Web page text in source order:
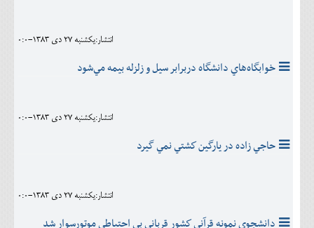
انتشار:يکشنبه 27 دی 1383-0:0
خوابگاه‌هاي دانشگاه دربرابر سيل و زلزله بيمه مي‌شود
انتشار:يکشنبه 27 دی 1383-0:0
حاجي زاده در يارگين كشتي نمي گيرد
انتشار:يکشنبه 27 دی 1383-0:0
دانشجوي نمونه قرآني كشور قرباني بي احتياطي موتورسوار شد